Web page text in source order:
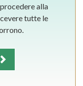
alla
tutte le